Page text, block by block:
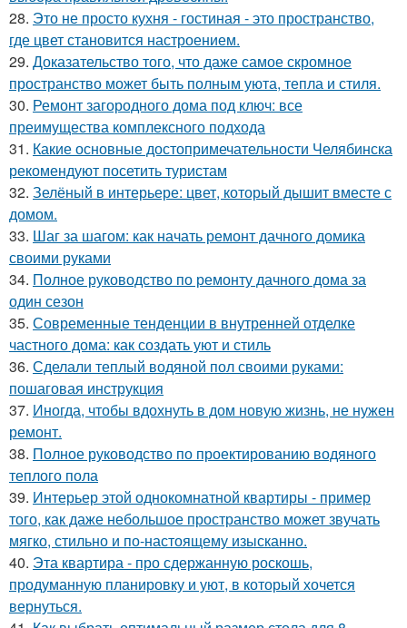
28. Это не просто кухня - гостиная - это пространство,
где цвет становится настроением.
29. Доказательство того, что даже самое скромное
пространство может быть полным уюта, тепла и стиля.
30. Ремонт загородного дома под ключ: все
преимущества комплексного подхода
31. Какие основные достопримечательности Челябинска
рекомендуют посетить туристам
32. Зелёный в интерьере: цвет, который дышит вместе с
домом.
33. Шаг за шагом: как начать ремонт дачного домика
своими руками
34. Полное руководство по ремонту дачного дома за
один сезон
35. Современные тенденции в внутренней отделке
частного дома: как создать уют и стиль
36. Сделали теплый водяной пол своими руками:
пошаговая инструкция
37. Иногда, чтобы вдохнуть в дом новую жизнь, не нужен
ремонт.
38. Полное руководство по проектированию водяного
теплого пола
39. Интерьер этой однокомнатной квартиры - пример
того, как даже небольшое пространство может звучать
мягко, стильно и по-настоящему изысканно.
40. Эта квартира - про сдержанную роскошь,
продуманную планировку и уют, в который хочется
вернуться.